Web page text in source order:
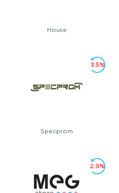
House
Specprom
3.5%
2.9%